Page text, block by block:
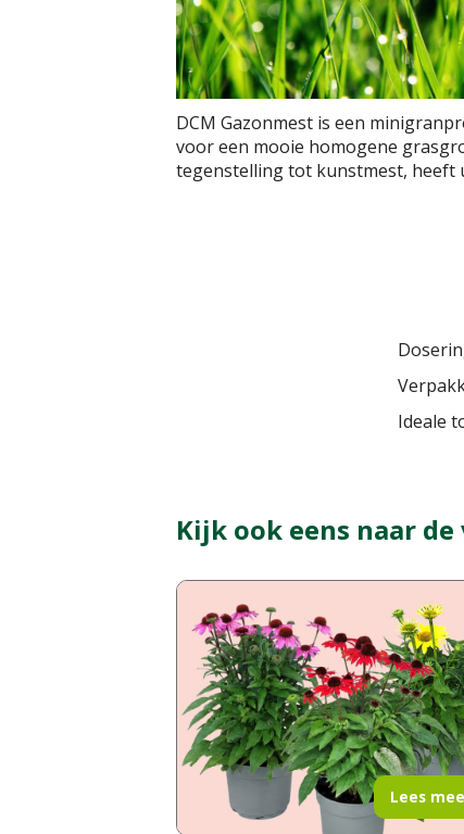
DCM Gazonmest is een
voor een mooie homogene
tegenstelling tot kunstmest, heeft
Ideale
Kijk ook eens naar
Lees